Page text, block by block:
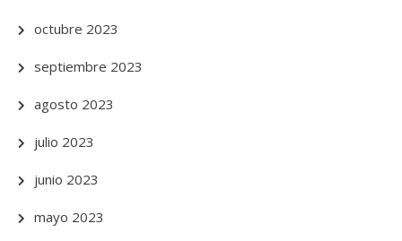
octubre 2023
septiembre 2023
agosto 2023
julio 2023
junio 2023
mayo 2023